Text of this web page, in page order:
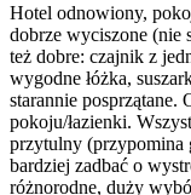
Hotel odnowiony,
dobrze wyciszone (nie
też dobre: czajnik z
wygodne łóżka,
starannie posprzątane.
pokoju/łazienki.
przytulny (przypomina
bardziej zadbać o
różnorodne, duży